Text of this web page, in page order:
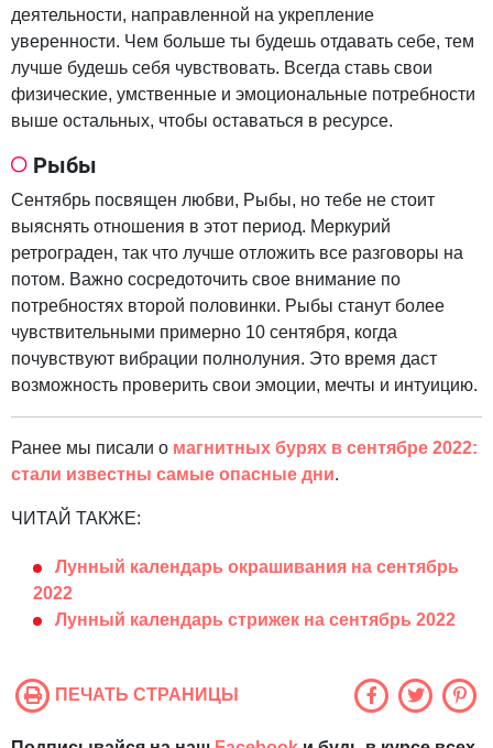
деятельности, направленной на укрепление
уверенности. Чем больше ты будешь отдавать себе, тем
лучше будешь себя чувствовать. Всегда ставь свои
физические, умственные и эмоциональные потребности
выше остальных, чтобы оставаться в ресурсе.
Рыбы
Сентябрь посвящен любви, Рыбы, но тебе не стоит
выяснять отношения в этот период. Меркурий
ретрограден, так что лучше отложить все разговоры на
потом. Важно сосредоточить свое внимание по
потребностях второй половинки. Рыбы станут более
чувствительными примерно 10 сентября, когда
почувствуют вибрации полнолуния. Это время даст
возможность проверить свои эмоции, мечты и интуицию.
Ранее мы писали о магнитных бурях в сентябре 2022:
стали известны самые опасные дни.
ЧИТАЙ ТАКЖЕ:
Лунный календарь окрашивания на сентябрь
2022
Лунный календарь стрижек на сентябрь 2022
ПЕЧАТЬ СТРАНИЦЫ